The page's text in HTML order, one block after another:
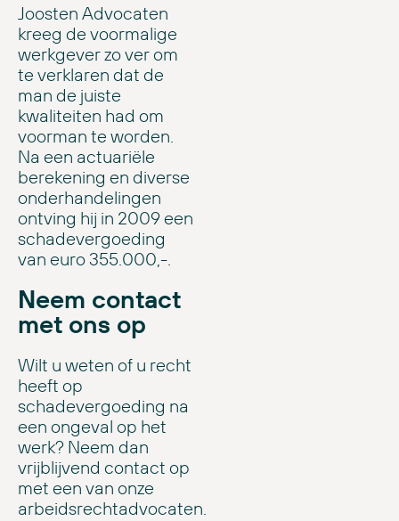
Joosten Advocaten
kreeg de voormalige
werkgever zo ver om
te verklaren dat de
man de juiste
kwaliteiten had om
voorman te worden.
Na een actuariële
berekening en diverse
onderhandelingen
ontving hij in 2009 een
schadevergoeding
van euro 355.000,-.
Neem contact
met ons op
Wilt u weten of u recht
heeft op
schadevergoeding na
een ongeval op het
werk? Neem dan
vrijblijvend contact op
met een van onze
arbeidsrechtadvocaten.